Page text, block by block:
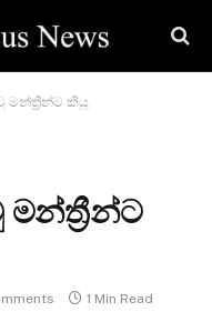
මන්ත්‍රීන්ට කියූ
1 Min Read